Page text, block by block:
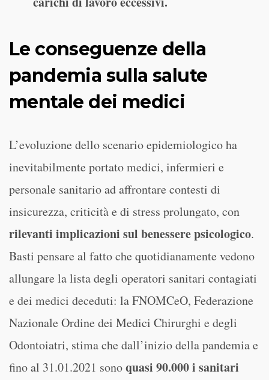
Le conseguenze della
pandemia sulla salute
mentale dei medici
L’evoluzione dello scenario epidemiologico ha
inevitabilmente portato medici, infermieri e
personale sanitario ad affrontare contesti di
insicurezza, criticità e di stress prolungato, con
rilevanti implicazioni sul benessere psicologico.
Basti pensare al fatto che quotidianamente vedono
allungare la lista degli operatori sanitari contagiati
e dei medici deceduti: la FNOMCeO, Federazione
Nazionale Ordine dei Medici Chirurghi e degli
Odontoiatri, stima che dall’inizio della pandemia e
fino al 31.01.2021 sonoquasi 90.000 i sanitari